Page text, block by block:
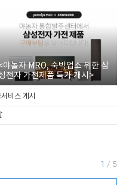
야놀자 MRO, 숙박업소 위한 삼
전자 가전제품 특가 개시>
비스 게시
1 / 5